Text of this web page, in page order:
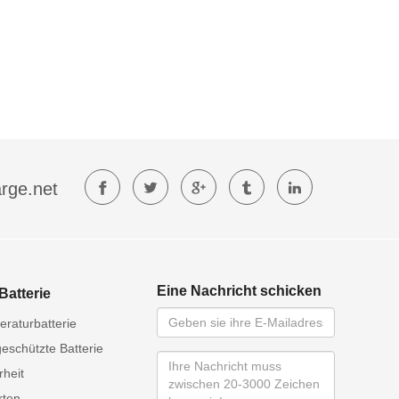
Batterie
Eine Nachricht schicken